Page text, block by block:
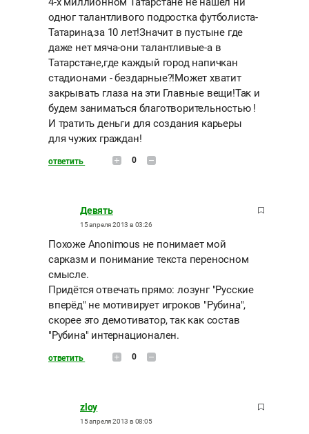
одног талантливого подростка футболиста-
Татарина,за 10 лет!Значит в пустыне где
даже нет мяча-они талантливые-а в
Татарстане,где каждый город напичкан
стадионами - бездарные?!Может хватит
закрывать глаза на эти Главные вещи!Так и
будем заниматься благотворительностью !
И тратить деньги для создания карьеры
для чужих граждан!
ответить 0
Девять
15 апреля 2013 в 03:26
Похоже Anonimous не понимает мой
сарказм и понимание текста переносном
смысле.
Придётся отвечать прямо: лозунг "Русские
вперёд" не мотивирует игроков "Рубина",
скорее это демотиватор, так как состав
"Рубина" интернационален.
ответить 0
zloy
15 апреля 2013 в 08:05